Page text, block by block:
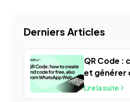
Derniers Articles
QR Code :
et générer
depuis
Lire la suite